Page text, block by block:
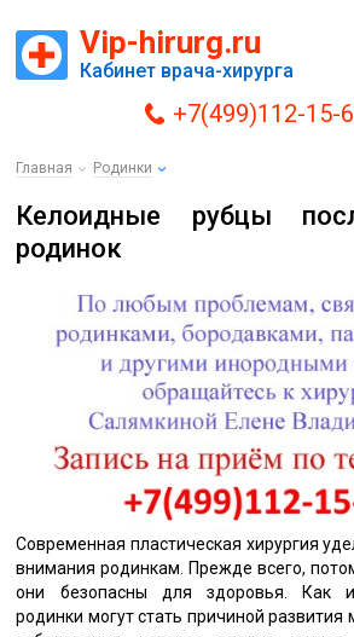
Vip-hirurg.ru
Кабинет врача-хирурга
+7(499)112-15-
Главная Родинки
Келоидные рубцы
родинок
Современная пластическая хирургия
внимания родинкам. Прежде всего,
они безопасны для здоровья. Как
родинки могут стать причиной